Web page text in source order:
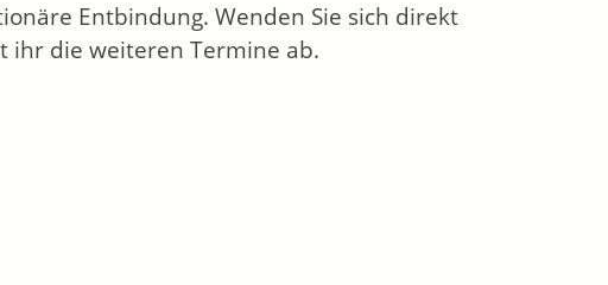
Entbindung. Wenden Sie sich direkt
ihr die weiteren Termine ab.